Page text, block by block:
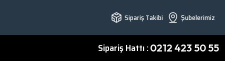
Sipariş Takibi Şubelerimiz
Sipariş Hattı :0212 423 50 55